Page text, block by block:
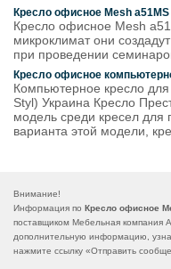
Кресло офисное Mesh a51MS
Кресло офисное Mesh
микроклимат они
при проведении
Кресло офисное
Компьютерное кресло
Styl) Украина Кресло
модель среди кресел для
варианта этой модели,
Внимание!
Информация по Кресло офисное
поставщиком Мебельная компания
дополнительную информацию,
нажмите ссылку «Отправить